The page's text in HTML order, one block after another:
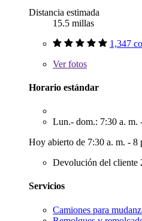
Distancia estimada
15.5 millas
1,347
Verfotos
Horario estándar
Lun.- dom.: 7:30 a. m.
Hoy abierto de 7:30 a. m. - 8
Devolución del cliente
Servicios
Camiones para